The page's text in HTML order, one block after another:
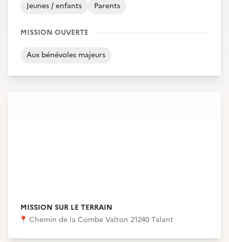
Jeunes / enfants Parents
MISSION OUVERTE
Aux bénévoles majeurs
MISSION SUR LE TERRAIN
📍 Chemin de la Combe Valton 21240 Talant